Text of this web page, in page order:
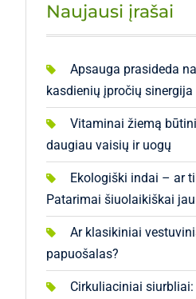
Naujausi įrašai
Apsauga prasideda
kasdienių įpročių sinergija
Vitaminai žiemą
daugiau vaisių ir uogų
Ekologiški indai – ar
Patarimai šiuolaikiškai
Ar klasikiniai
papuošalas?
Cirkuliaciniai